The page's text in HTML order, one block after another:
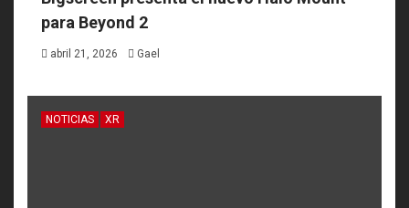
para Beyond 2
abril 21, 2026 Gael
NOTICIAS XR